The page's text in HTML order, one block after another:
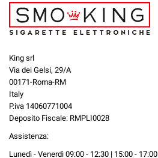
King srl
Via dei Gelsi, 29/A
00171-Roma-RM
Italy
P.iva 14060771004
Deposito Fiscale: RMPLI0028
Assistenza:
Lunedì - Venerdì 09:00 - 12:30 | 15:00 - 17:00